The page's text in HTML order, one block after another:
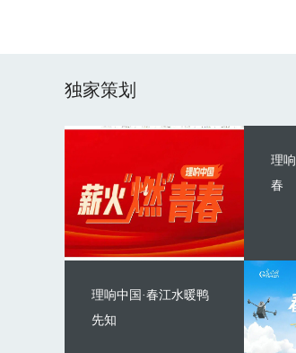
独家策划
理
春
理响中国·春江水暖鸭
先知